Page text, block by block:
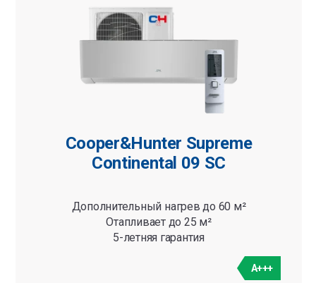
Cooper&Hunter Supreme
Continental 09 SC
Дополнительный нагрев до 60 м²
Отапливает до 25 м²
5-летняя гарантия
A+++